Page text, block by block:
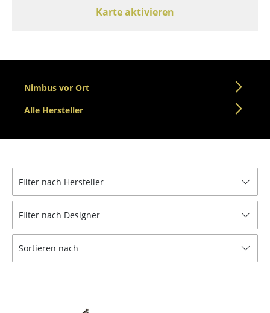
... alle Sitzmöbel
Beistelltische
Couchtische
Schreibtische
Konferenztische
Stehtische & Stehpulte
Kindertische
Gartentische
Karte aktivieren
Nimbus vor Ort
Alle Hersteller
Filter nach Hersteller
Filter nach Designer
Sortieren nach